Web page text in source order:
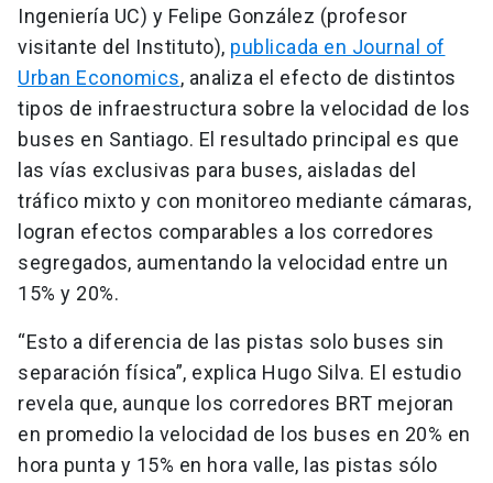
Ingeniería UC) y Felipe González (profesor
visitante del Instituto), publicada en Journal of
Urban Economics, analiza el efecto de distintos
tipos de infraestructura sobre la velocidad de los
buses en Santiago. El resultado principal es que
las vías exclusivas para buses, aisladas del
tráfico mixto y con monitoreo mediante cámaras,
logran efectos comparables a los corredores
segregados, aumentando la velocidad entre un
15% y 20%.
“Esto a diferencia de las pistas solo buses sin
separación física”, explica Hugo Silva. El estudio
revela que, aunque los corredores BRT mejoran
en promedio la velocidad de los buses en 20% en
hora punta y 15% en hora valle, las pistas sólo